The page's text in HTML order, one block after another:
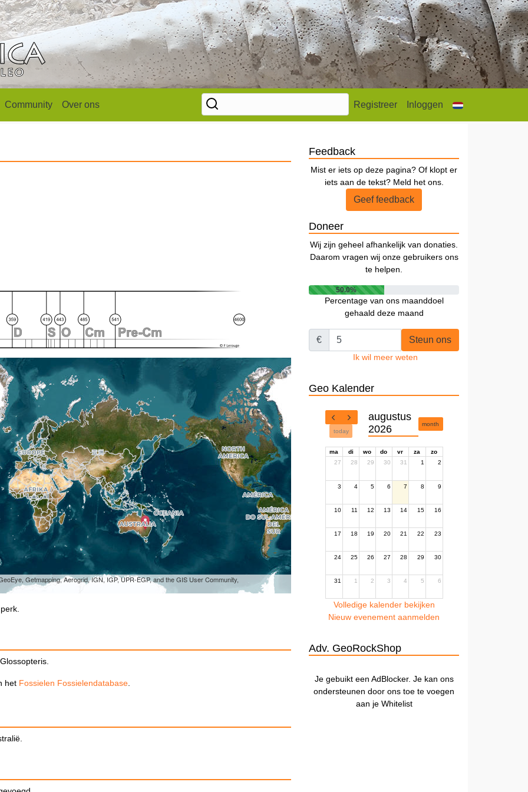
Community Over ons Registreer Inloggen
Getmapping, Aerogrid, IGN, IGP, UPR-EGP, and the GIS User Community,
het Fossielen Fossielendatabase
Feedback
Mist er iets op deze pagina? Of klopt er
iets aan de tekst? Meld het ons.
Geef feedback
Doneer
Wij zijn geheel afhankelijk van donaties.
Daarom vragen wij onze gebruikers ons
te helpen.
50.0%
Percentage van ons maanddoel
gehaald deze maand
€ Steun ons
Ik wil meer weten
Geo Kalender
today
augustus
2026
month
ma di wo do vr za
zo
27
28 29 30 31 1 2
3 4 5 6 7 8 9
10 11 12 13 14 15 16
17 18 19 20 21 22 23
24 25 26 27 28 29 30
31 1 2 3 4 5 6
Volledige kalender bekijken
Nieuw evenement aanmelden
Adv. GeoRockShop
Je gebuikt een AdBlocker. Je kan ons
ondersteunen door ons toe te voegen
aan je Whitelist